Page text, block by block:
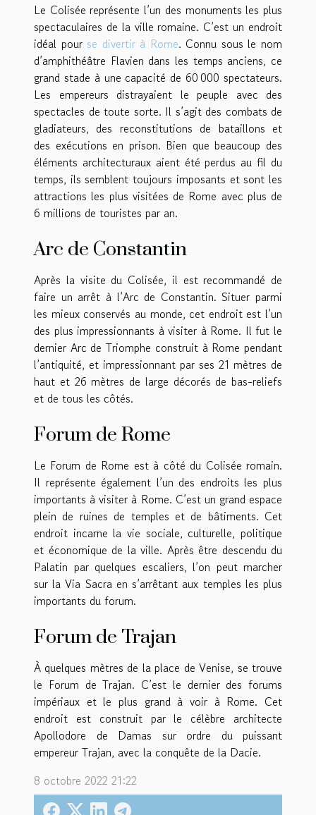
Le Colisée représente l’un des monuments les plus
spectaculaires de la ville romaine. C’est un endroit
idéal pourse divertir à Rome. Connu sous le nom
d’amphithéâtre Flavien dans les temps anciens, ce
grand stade à une capacité de 60 000 spectateurs.
Les empereurs distrayaient le peuple avec des
spectacles de toute sorte. Il s’agit des combats de
gladiateurs, des reconstitutions de bataillons et
des exécutions en prison. Bien que beaucoup des
éléments architecturaux aient été perdus au fil du
temps, ils semblent toujours imposants et sont les
attractions les plus visitées de Rome avec plus de
6 millions de touristes par an.
Arc de Constantin
Après la visite du Colisée, il est recommandé de
faire un arrêt à l’Arc de Constantin. Situer parmi
les mieux conservés au monde, cet endroit est l’un
des plus impressionnants à visiter à Rome. Il fut le
dernier Arc de Triomphe construit à Rome pendant
l’antiquité, et impressionnant par ses 21 mètres de
haut et 26 mètres de large décorés de bas-reliefs
et de tous les côtés.
Forum de Rome
Le Forum de Rome est à côté du Colisée romain.
Il représente également l’un des endroits les plus
importants à visiter à Rome. C’est un grand espace
plein de ruines de temples et de bâtiments. Cet
endroit incarne la vie sociale, culturelle, politique
et économique de la ville. Après être descendu du
Palatin par quelques escaliers, l’on peut marcher
sur la Via Sacra en s’arrêtant aux temples les plus
importants du forum.
Forum de Trajan
À quelques mètres de la place de Venise, se trouve
le Forum de Trajan. C’est le dernier des forums
impériaux et le plus grand à voir à Rome. Cet
endroit est construit par le célèbre architecte
Apollodore de Damas sur ordre du puissant
empereur Trajan, avec la conquête de la Dacie.
8 octobre 2022 21:22